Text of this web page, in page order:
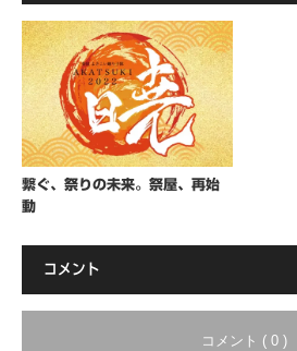
繋ぐ、祭りの未来。祭屋、再始
動
コメント
コメント ( 0 )